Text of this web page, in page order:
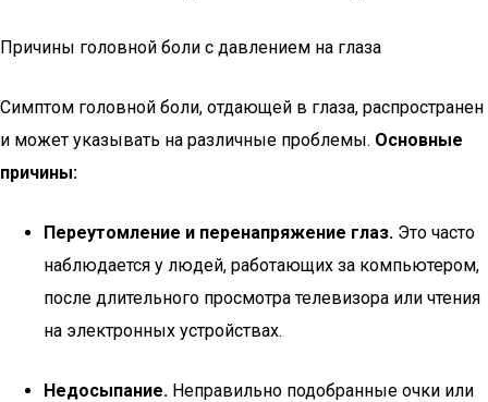
Причины головной боли с давлением на глаза
Симптом головной боли, отдающей в глаза, распространен
и может указывать на различные проблемы. Основные
причины:
Переутомление и перенапряжение глаз. Это часто
наблюдается у людей, работающих за компьютером,
после длительного просмотра телевизора или чтения
на электронных устройствах.
Недосыпание. Неправильно подобранные очки или